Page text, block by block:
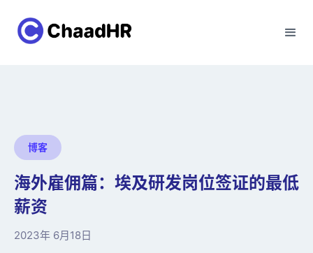
博客
海外雇佣篇：埃及研发岗位签证的最低
薪资
2023年 6月18日